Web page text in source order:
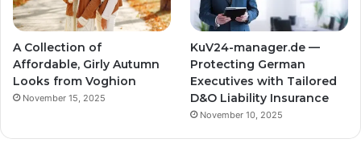
A Collection of
Affordable, Girly Autumn
Looks from Voghion
November 15, 2025
KuV24-manager.de —
Protecting German
Executives with Tailored
D&O Liability Insurance
November 10, 2025